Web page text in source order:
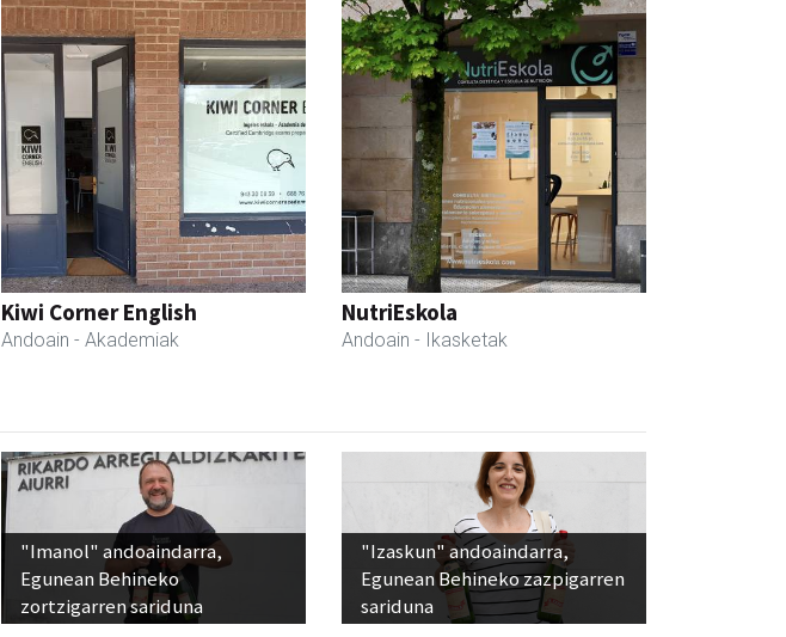
Kiwi Corner English
Andoain - Akademiak
NutriEskola
Andoain - Ikasketak
"Imanol" andoaindarra,
Egunean Behineko
zortzigarren sariduna
"Izaskun" andoaindarra,
Egunean Behineko zazpigarren
sariduna